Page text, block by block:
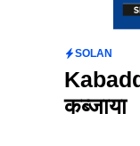
SOLAN
कब्जाया